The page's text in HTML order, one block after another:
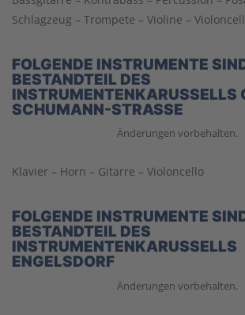
Schlagzeug – Trompete – Violine –
FOLGENDE INSTRUMENTE
BESTANDTEIL DES
INSTRUMENTENKARUSSELLS
SCHUMANN-STRASSE
Änderungen vorbehalten.
Klavier – Horn – Gitarre – Violoncello
FOLGENDE INSTRUMENTE
BESTANDTEIL DES
INSTRUMENTENKARUSSELLS
ENGELSDORF
Änderungen vorbehalten.